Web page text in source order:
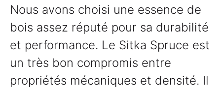
Nous avons choisi une essence de
bois assez réputé pour sa durabilité
et performance. Le Sitka Spruce est
un très bon compromis entre
propriétés mécaniques et densité. Il